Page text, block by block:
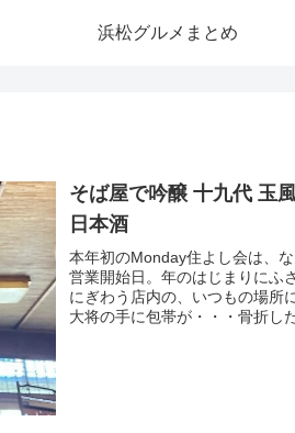
浜松グルメまとめ
そば屋で吟醸 十九代 玉
日本酒
本年初のMonday住よし会は、
営業開始日。年のはじまりにふ
にぎわう店内の、いつもの場所
大将の手に包帯が・・・骨折し